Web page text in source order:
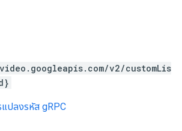
v2/customLis
แปลงรหัส gRPC